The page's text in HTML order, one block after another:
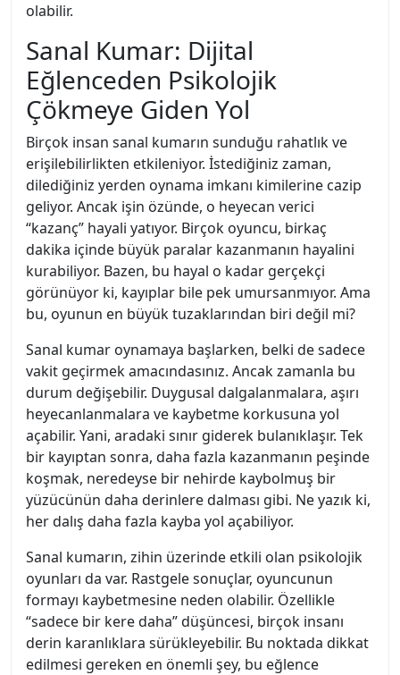
olabilir.
Sanal Kumar: Dijital
Eğlenceden Psikolojik
Çökmeye Giden Yol
Birçok insan sanal kumarın sunduğu rahatlık ve
erişilebilirlikten etkileniyor. İstediğiniz zaman,
dilediğiniz yerden oynama imkanı kimilerine cazip
geliyor. Ancak işin özünde, o heyecan verici
“kazanç” hayali yatıyor. Birçok oyuncu, birkaç
dakika içinde büyük paralar kazanmanın hayalini
kurabiliyor. Bazen, bu hayal o kadar gerçekçi
görünüyor ki, kayıplar bile pek umursanmıyor. Ama
bu, oyunun en büyük tuzaklarından biri değil mi?
Sanal kumar oynamaya başlarken, belki de sadece
vakit geçirmek amacındasınız. Ancak zamanla bu
durum değişebilir. Duygusal dalgalanmalara, aşırı
heyecanlanmalara ve kaybetme korkusuna yol
açabilir. Yani, aradaki sınır giderek bulanıklaşır. Tek
bir kayıptan sonra, daha fazla kazanmanın peşinde
koşmak, neredeyse bir nehirde kaybolmuş bir
yüzücünün daha derinlere dalması gibi. Ne yazık ki,
her dalış daha fazla kayba yol açabiliyor.
Sanal kumarın, zihin üzerinde etkili olan psikolojik
oyunları da var. Rastgele sonuçlar, oyuncunun
formayı kaybetmesine neden olabilir. Özellikle
“sadece bir kere daha” düşüncesi, birçok insanı
derin karanlıklara sürükleyebilir. Bu noktada dikkat
edilmesi gereken en önemli şey, bu eğlence